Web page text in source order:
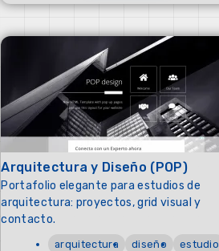
Arquitectura y Diseño (POP)
Portafolio elegante para estudios de
arquitectura: proyectos, grid visual y
contacto.
arquitectura diseño estudio